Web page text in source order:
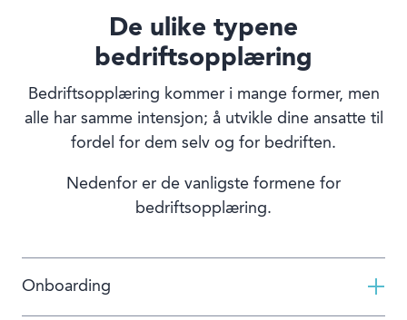
De ulike typene
bedriftsopplæring
Bedriftsopplæring kommer i mange former, men
alle har samme intensjon; å utvikle dine ansatte til
fordel for dem selv og for bedriften.
Nedenfor er de vanligste formene for
bedriftsopplæring.
Onboarding